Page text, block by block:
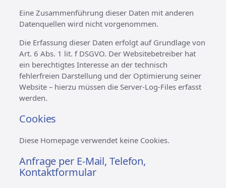
Eine Zusammenführung dieser Daten mit anderen
Datenquellen wird nicht vorgenommen.
Die Erfassung dieser Daten erfolgt auf Grundlage von
Art. 6 Abs. 1 lit. f DSGVO. Der Websitebetreiber hat
ein berechtigtes Interesse an der technisch
fehlerfreien Darstellung und der Optimierung seiner
Website – hierzu müssen die Server-Log-Files erfasst
werden.
Cookies
Diese Homepage verwendet keine Cookies.
Anfrage per E-Mail, Telefon,
Kontaktformular